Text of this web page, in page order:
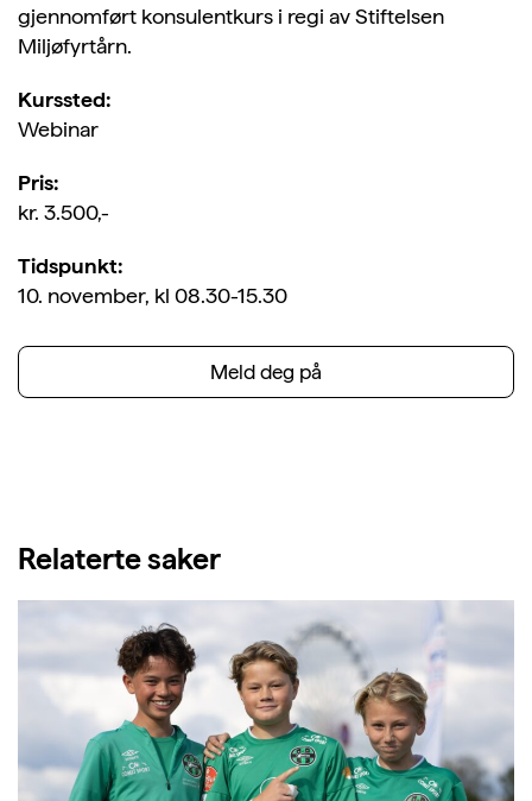
gjennomført konsulentkurs i regi av Stiftelsen
Miljøfyrtårn.
Kurssted:
Webinar
Pris:
kr. 3.500,-
Tidspunkt:
10. november, kl 08.30-15.30
Meld deg på
Relaterte saker